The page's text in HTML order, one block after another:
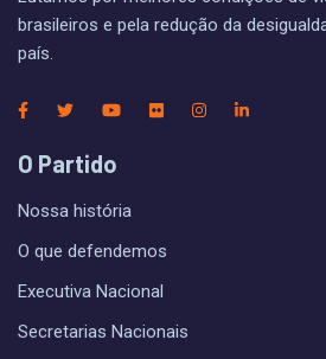
brasileiros e pela redução da
país.
O Partido
Nossa história
O que defendemos
Executiva Nacional
Secretarias Nacionais